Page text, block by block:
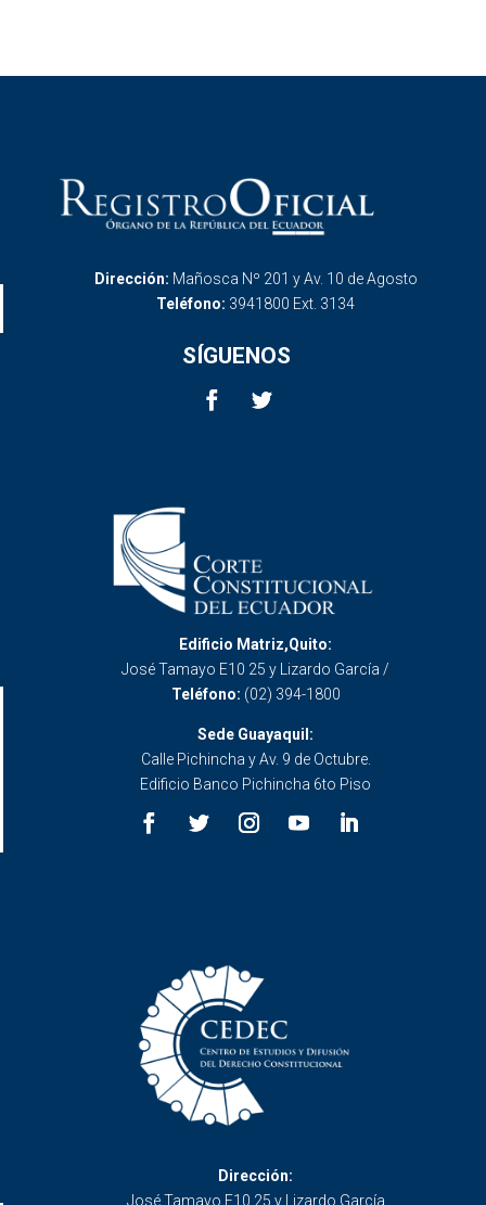
Dirección: Mañosca Nº 201 y Av. 10 de Agosto
Teléfono: 3941800 Ext. 3134
SÍGUENOS
Edificio Matriz,Quito:
José Tamayo E10 25 y Lizardo García /
Teléfono: (02) 394-1800
Sede Guayaquil:
Calle Pichincha y Av. 9 de Octubre.
Edificio Banco Pichincha 6to Piso
Dirección:
José Tamayo E10 25 y Lizardo García